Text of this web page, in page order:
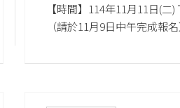
Rethinking Digital
Constitutionalism
【時間】114年11月11日(二
（請於11月9日中午完成報名